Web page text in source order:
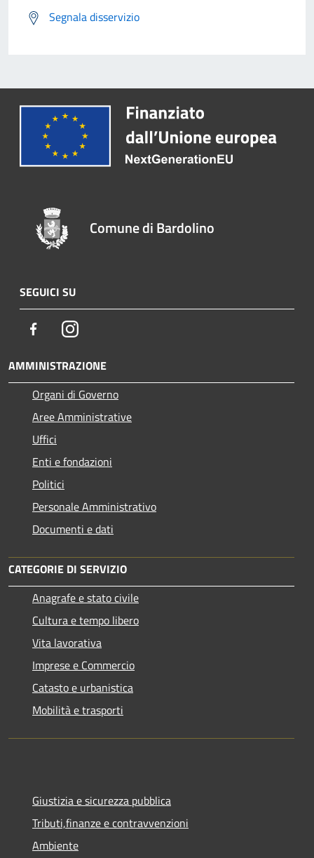
Segnala disservizio
Comune di Bardolino
SEGUICI SU
FacebookInstagram
AMMINISTRAZIONE
Organi di Governo
Aree Amministrative
Uffici
Enti e fondazioni
Politici
Personale Amministrativo
Documenti e dati
CATEGORIE DI SERVIZIO
Anagrafe e stato civile
Cultura e tempo libero
Vita lavorativa
Imprese e Commercio
Catasto e urbanistica
Mobilità e trasporti
Giustizia e sicurezza pubblica
Tributi,finanze e contravvenzioni
Ambiente